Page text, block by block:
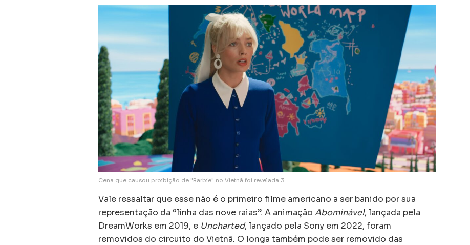
Cena que causou proibição de "Barbie" no Vietnã foi revelada 3
Vale ressaltar que esse não é o primeiro filme americano a ser banido por sua
representação da “linha das nove raias”. A animação Abominável, lançada pela
DreamWorks em 2019, e Uncharted, lançado pela Sony em 2022, foram
removidos do circuito do Vietnã. O longa também pode ser removido das